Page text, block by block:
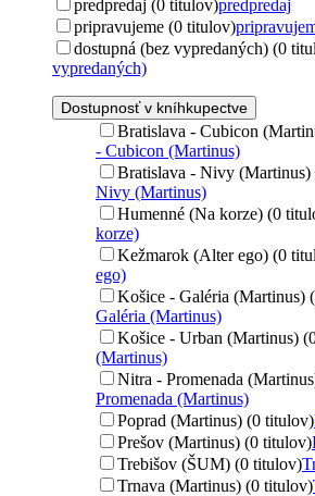
predpredaj (0 titulov)predpredaj
pripravujeme (0 titulov)
dostupná (bez vypredaných) (0
vypredaných)
Dostupnosť v kníhkupectve
Bratislava - Cubicon
- Cubicon (Martinus)
Bratislava - Nivy
Nivy (Martinus)
Humenné (Na korze) (0
korze)
Kežmarok (Alter ego) (0
ego)
Košice - Galéria (Martinus)
Galéria (Martinus)
Košice - Urban (Martinus)
(Martinus)
Nitra - Promenada
Promenada (Martinus)
Poprad (Martinus) (0 titulov)
Prešov (Martinus) (0 titulov)
Trebišov (ŠUM) (0 titulov)
Trnava (Martinus) (0 titulov)